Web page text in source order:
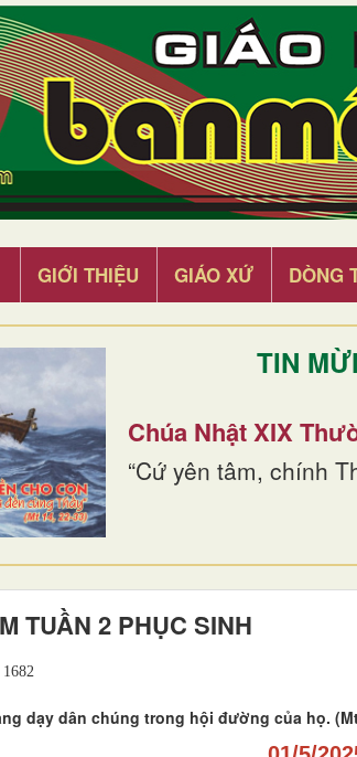
GIỚI THIỆU GIÁO XỨ DÒNG
TIN
Chúa Nhật XIX
“Cứ yên tâm, chính
TUẦN 2 PHỤC SINH
dạy dân chúng trong hội đường của họ.